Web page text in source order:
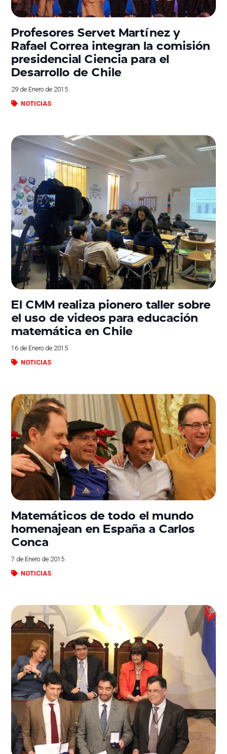
Profesores Servet Martínez y
Rafael Correa integran la comisión
presidencial Ciencia para el
Desarrollo de Chile
29 de Enero de 2015
NOTICIAS
El CMM realiza pionero taller sobre
el uso de videos para educación
matemática en Chile
16 de Enero de 2015
NOTICIAS
Matemáticos de todo el mundo
homenajean en España a Carlos
Conca
7 de Enero de 2015
NOTICIAS